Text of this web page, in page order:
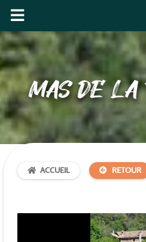
MAS DE LA
ACCUEIL RETOUR